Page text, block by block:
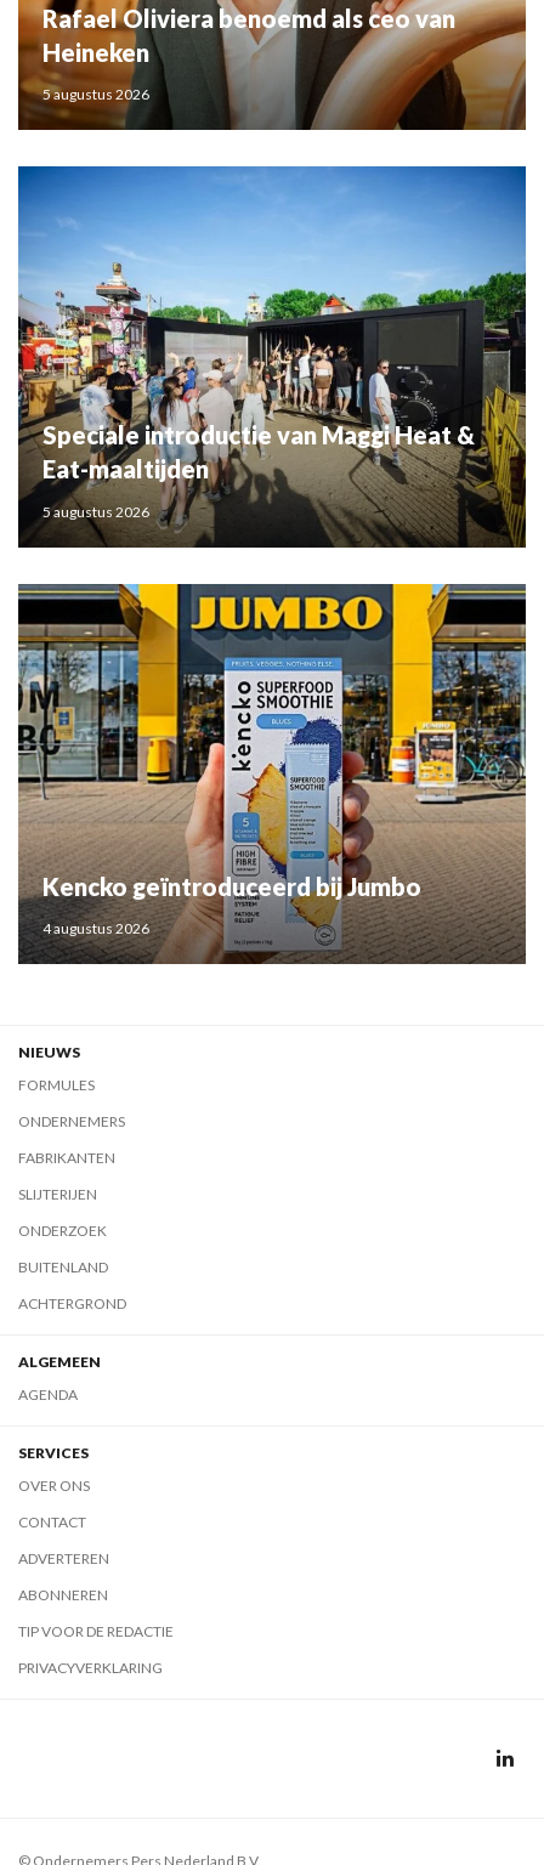
Rafael Oliviera benoemd als ceo van
Heineken
5 augustus 2026
Speciale introductie van Maggi Heat &
Eat-maaltijden
5 augustus 2026
Kencko geïntroduceerd bij Jumbo
4 augustus 2026
NIEUWS
FORMULES
ONDERNEMERS
FABRIKANTEN
SLIJTERIJEN
ONDERZOEK
BUITENLAND
ACHTERGROND
ALGEMEEN
AGENDA
SERVICES
OVER ONS
CONTACT
ADVERTEREN
ABONNEREN
TIP VOOR DE REDACTIE
PRIVACYVERKLARING
© Ondernemers Pers Nederland B.V.